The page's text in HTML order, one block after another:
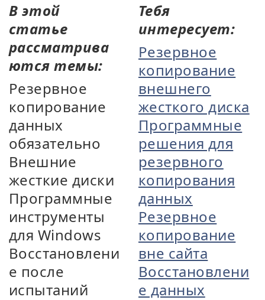
В этой
статье
рассматрива
ются темы:
Резервное
копирование
данных
обязательно
Внешние
жесткие диски
Программные
инструменты
для Windows
Восстановлени
е после
испытаний
Тебя
интересует:
Резервное
копирование
внешнего
жесткого диска
Программные
решения для
резервного
копирования
данных
Резервное
копирование
вне сайта
Восстановлени
е данных